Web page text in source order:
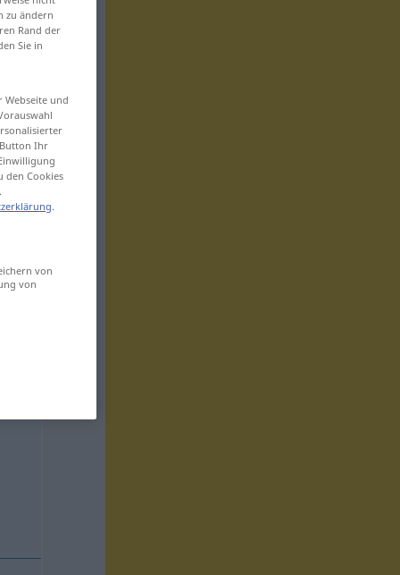
zu ändern
Rand der
Sie in
und
Ihr
den Cookies
.
von
von